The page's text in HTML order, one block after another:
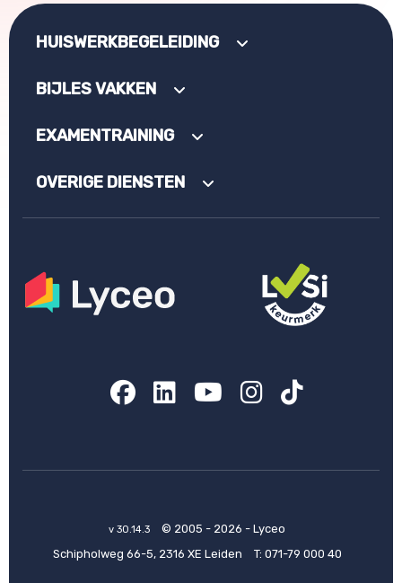
HUISWERKBEGELEIDING
BIJLES VAKKEN
EXAMENTRAINING
OVERIGE DIENSTEN
Facebook
LinkedIn
YouTube
Instagram
TikTok
v 30.14.3
© 2005 - 2026 - Lyceo
Schipholweg 66-5, 2316 XE Leiden
T: 071-79 000 40